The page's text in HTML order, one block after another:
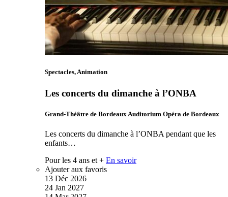
Spectacles, Animation
Les concerts du dimanche à l’ONBA
Grand-Théâtre de Bordeaux Auditorium Opéra de Bordeaux
Les concerts du dimanche à l’ONBA pendant que les
enfants…
Pour les 4 ans et + En savoir
Ajouter aux favoris
13 Déc 2026
24 Jan 2027